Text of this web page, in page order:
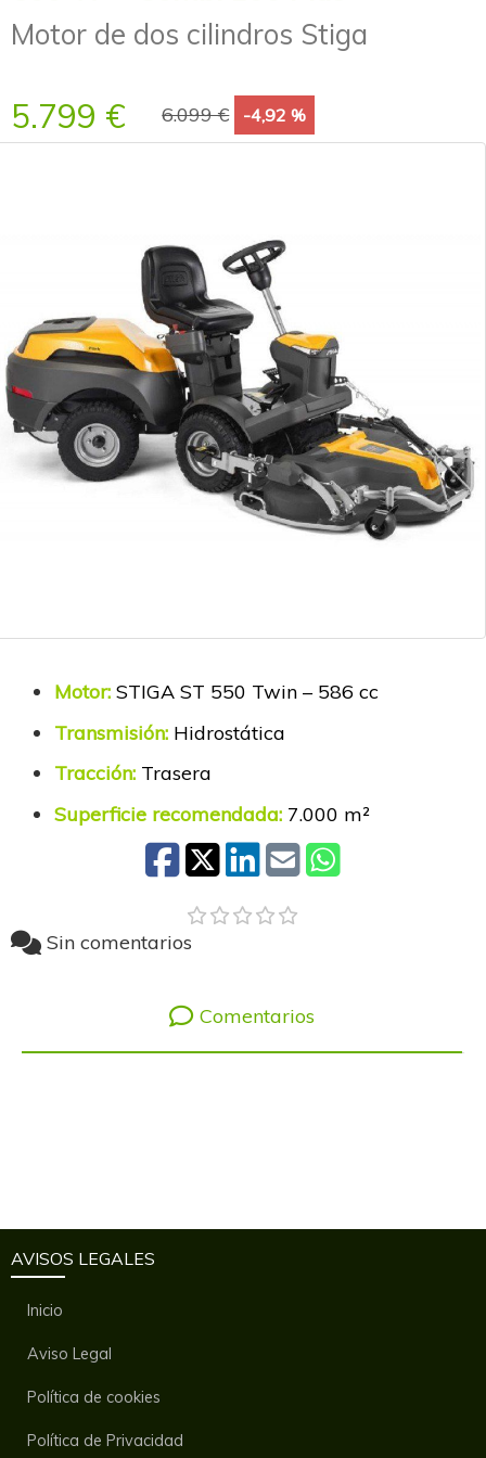
Motor de dos cilindros Stiga
5.799 € 6.099 € -4,92 %
Motor: STIGA ST 550 Twin – 586 cc
Transmisión: Hidrostática
Tracción: Trasera
Superficie recomendada: 7.000 m²
Sin comentarios
Comentarios
AVISOS LEGALES
Inicio
Aviso Legal
Política de cookies
Política de Privacidad